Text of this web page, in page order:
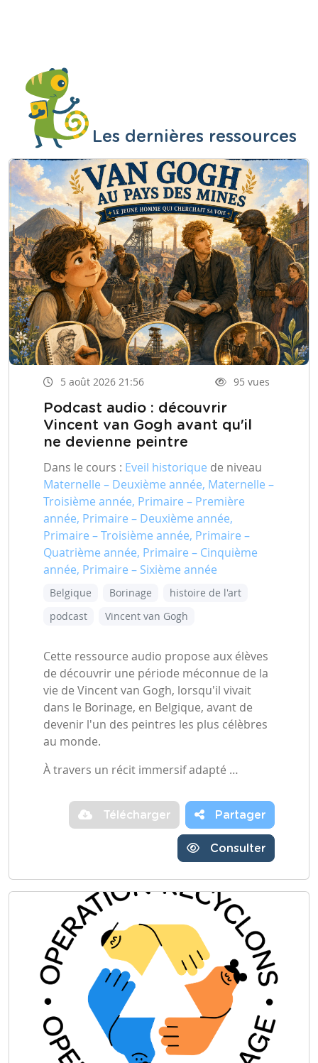
Les dernières ressources
5 août 2026 21:56 95 vues
Podcast audio : découvrir
Vincent van Gogh avant qu'il
ne devienne peintre
Dans le cours : Eveil historique de niveau
Maternelle – Deuxième année, Maternelle –
Troisième année, Primaire – Première
année, Primaire – Deuxième année,
Primaire – Troisième année, Primaire –
Quatrième année, Primaire – Cinquième
année, Primaire – Sixième année
Belgique Borinage
histoire de l'art
podcast
Vincent van Gogh
Cette ressource audio propose aux élèves
de découvrir une période méconnue de la
vie de Vincent van Gogh, lorsqu'il vivait
dans le Borinage, en Belgique, avant de
devenir l'un des peintres les plus célèbres
au monde.
À travers un récit immersif adapté …
Télécharger Partager
Consulter